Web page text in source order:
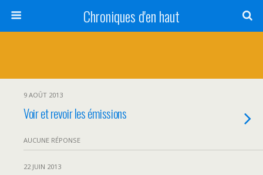
Chroniques d'en haut
9 AOÛT 2013
Voir et revoir les émissions
AUCUNE RÉPONSE
22 JUIN 2013